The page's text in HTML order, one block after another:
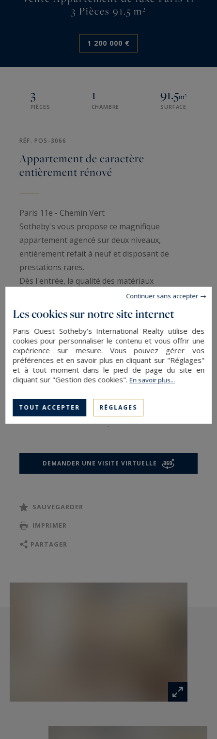
3 Pièces 91.5 m²
1 200 000 €
3
PIÈCES
1
CHAMBRE
91.5m²
SURFACE
RÉF. PO5-3066
Appartement de caractère
entièrement rénové
Paris 11e - Chemin Vert
Sotheby's vous propose ce magnifique
appartement agencé sur deux niveaux,
entièrement refait à neuf et disposant de
prestations rares.
Dès l'entrée, la qualité des matériaux
impressionne et confère un sentiment de cocon
parisien à ce lieu chaleureux. La pièce de vie est
spacieuse, et permet de conjuguer salon et pièce
à manger, avec une cuisine ouverte entièrement
équipée.
Après avoir emprunté les escaliers et atteint le
pierres brutes d'une hauteur plus que
confortable et agrémentée de rangements. Dans
son prolongement, 22m² dédiés aux pièces
Un bien rare à Paris à venir visiter sans plus
DEMANDER UNE VISITE VIRTUELLE
SAUVEGARDER
IMPRIMER
PARTAGER
Les cookies sur notre site internet
Paris Ouest Sotheby's International Realty utilise des
cookies pour personnaliser le contenu et vous offrir une
expérience sur mesure. Vous pouvez gérer vos
préférences et en savoir plus en cliquant sur "Réglages"
et à tout moment dans le pied de page du site en
cliquant sur "Gestion des cookies".En savoir plus...
TOUT ACCEPTER RÉGLAGES
Continuer sans accepter